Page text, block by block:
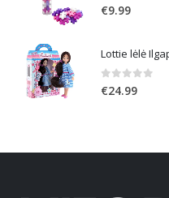
0out of 5
€9.99
Lottie lėlė
0 out of 5
€24.99